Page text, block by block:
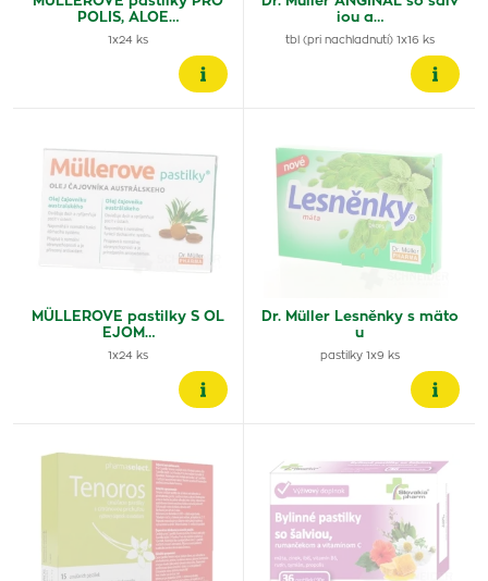
POLIS, ALOE…
1x24 ks
iou a…
tbl (pri nachladnutí) 1x16 ks
MÜLLEROVE pastilky S OL
EJOM…
1x24 ks
Dr. Müller Lesněnky s mäto
u
pastilky 1x9 ks